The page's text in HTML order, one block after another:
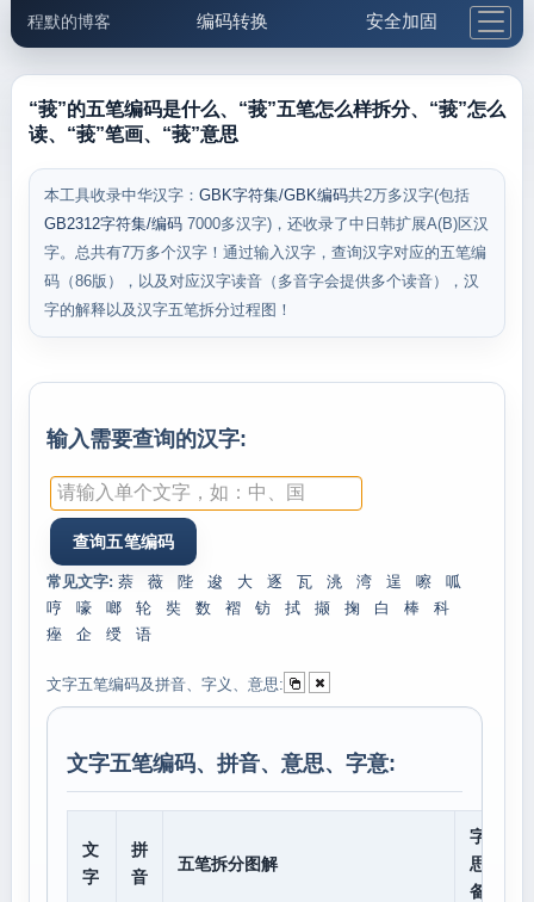
程默的博客 编码转换 安全加固
邮件工具 生活便民 更多工具
5.1支付宝大红包
“莪”的五笔编码是什么、“莪”五笔怎么样拆分、“莪”怎么
读、“莪”笔画、“莪”意思
本工具收录中华汉字： GBK字符集/GBK编码共2万多汉字(包括
GB2312字符集/编码 7000多汉字)，还收录了中日韩扩展A(B)区汉
字。总共有7万多个汉字！通过输入汉字，查询汉字对应的五笔编
码（86版），以及对应汉字读音（多音字会提供多个读音），汉
字的解释以及汉字五笔拆分过程图！
输入需要查询的汉字:
常见文字: 萘 薇 陛 逡 大 逐 瓦 洮 湾 逞 嚓
呱
哼
嚎 啷 轮 奘 数 褶 钫 拭 撷 掬 白 棒
科
痤
企 绶 语
文字五笔编码及拼音、字义、意思:
文字五笔编码、拼音、意思、字意:
文
字
拼
音
五笔拆分图解
字意
思、
备注